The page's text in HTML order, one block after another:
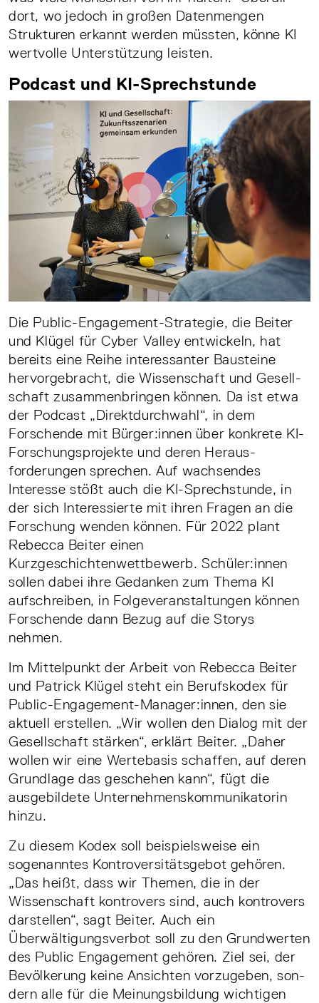
dort, wo jedoch in großen Datenmengen
Strukturen erkannt werden müssten, könne KI
wertvolle Unterstützung leisten.
Podcast und KI-Sprechstunde
Die Public­-Engagement­-Strategie, die Beiter
und Klügel für Cyber Valley entwickeln, hat
bereits eine Reihe interessanter Bausteine
hervorgebracht, die Wissenschaft und Gesell­
schaft zusammenbringen können. Da ist etwa
der Podcast „Direktdurchwahl“, in dem
Forschende mit Bürger:innen über konkrete KI­-
Forschungsprojekte und deren Heraus­
forderungen sprechen. Auf wachsendes
Interesse stößt auch die KI­-Sprechstunde, in
der sich Interessierte mit ihren Fragen an die
Forschung wenden können. Für 2022 plant
Rebecca Beiter einen
Kurzgeschichtenwettbewerb. Schüler:innen
sollen dabei ihre Ge­danken zum Thema KI
aufschreiben, in Folgeveranstaltungen können
Forschende dann Bezug auf die Storys
nehmen.
Im Mittelpunkt der Arbeit von Rebecca Beiter
und Patrick Klügel steht ein Berufs­kodex für
Public­-Engagement-­Manager:innen, den sie
aktuell erstellen. „Wir wollen den Dialog mit der
Gesellschaft stärken“, erklärt Beiter. „Daher
wollen wir eine Wertebasis schaffen, auf deren
Grundlage das geschehen kann“, fügt die
ausgebildete Unternehmens­kommunikatorin
hinzu.
Zu diesem Kodex soll beispielsweise ein
sogenanntes Kontroversitätsgebot gehören.
„Das heißt, dass wir Themen, die in der
Wissenschaft kontrovers sind, auch kontrovers
darstellen“, sagt Beiter. Auch ein
Überwältigungsverbot soll zu den Grundwerten
des Public Engagement gehören. Ziel sei, der
Bevölkerung keine Ansichten vorzugeben, son­
dern alle für die Meinungsbildung wichtigen